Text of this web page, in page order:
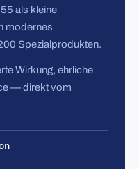
als kleine
modernes
Spezialprodukten.
Wirkung, ehrliche
— direkt vom